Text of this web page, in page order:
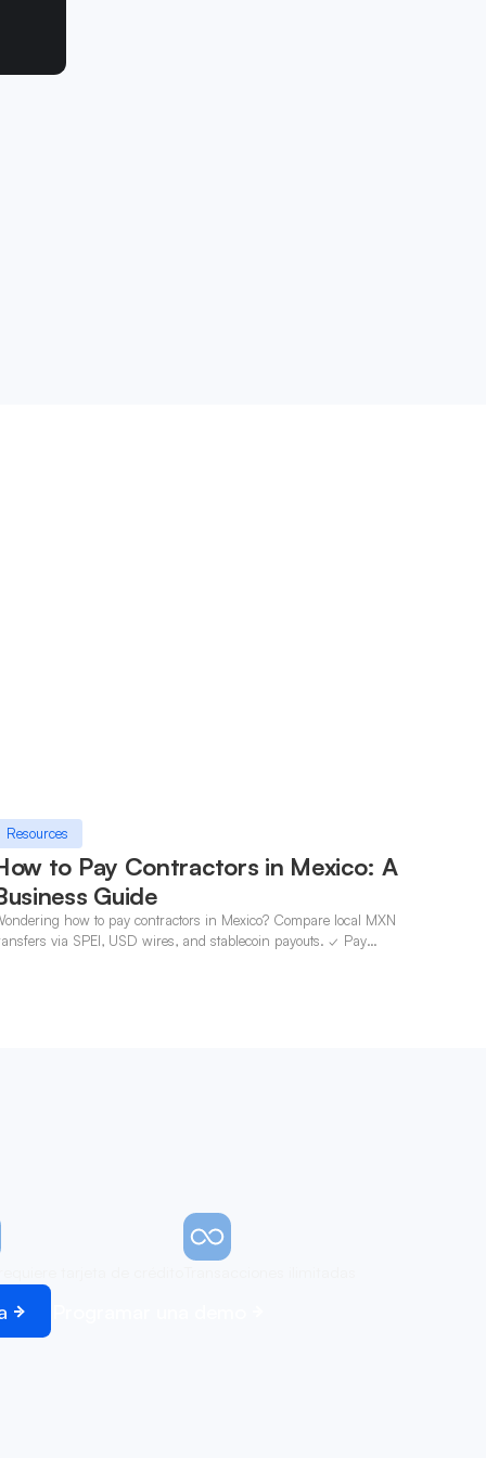
Resources
to Pay Contractors in Mexico: A
Guide
how to pay contractors in Mexico? Compare local MXN
via SPEI, USD wires, and stablecoin payouts. ✓ Pay